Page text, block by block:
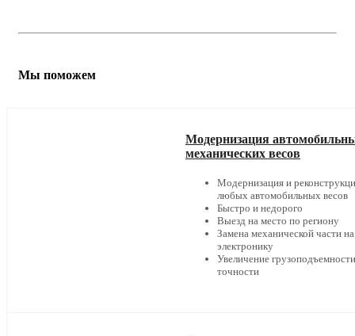
Мы поможем
Модернизация
механических весов
Модернизация и
любых автомобильных весов
Быстро и недорого
Выезд на место по региону
Замена механической части на
электронику
Увеличение
точности